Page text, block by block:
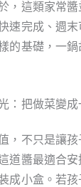
，這類家常
速完成、週
的基礎，一
：把做菜變
，不只是讓
道醬最適合
成小盒。若